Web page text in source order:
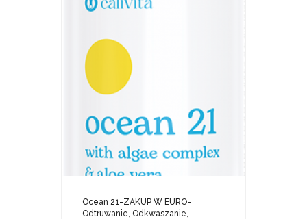
Ocean 21-ZAKUP W EURO-
Odtruwanie, Odkwaszanie,